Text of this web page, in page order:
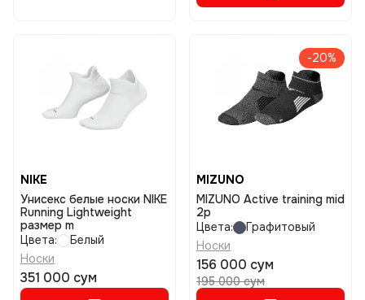
NIKE
Унисекс белые носки NIKE
Running Lightweight
размер m
Цвета:
Белый
Носки
351 000 сум
-20%
MIZUNO
MIZUNO Active training mid
2p
Цвета:
Графитовый
Носки
156 000 сум
195 000 сум